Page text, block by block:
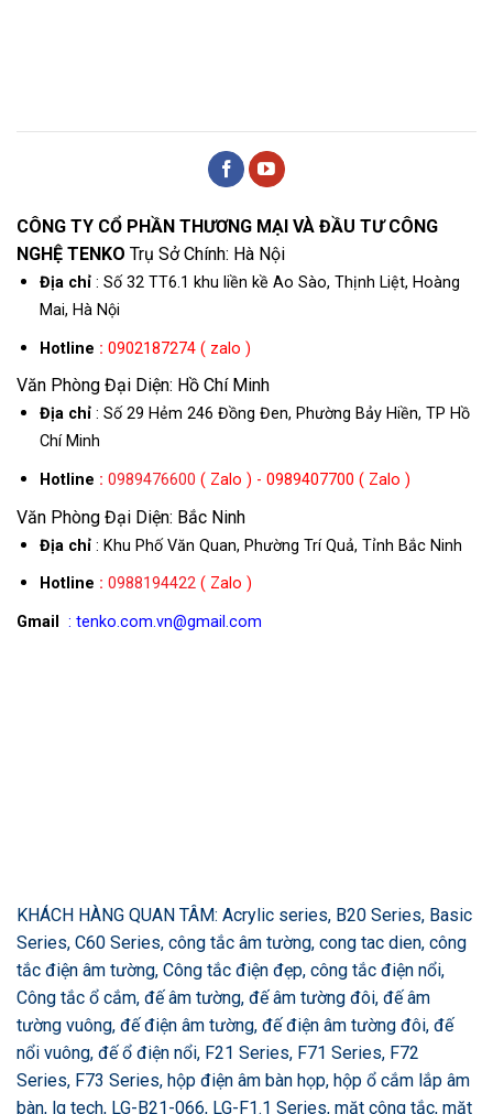
CÔNG TY CỔ PHẦN THƯƠNG MẠI VÀ ĐẦU TƯ CÔNG
NGHỆ TENKO Trụ Sở Chính: Hà Nội
Địa chỉ: Số 32 TT6.1 khu liền kề Ao Sào, Thịnh Liệt, Hoàng
Mai, Hà Nội
Hotline : 0902187274 ( zalo )
Văn Phòng Đại Diện: Hồ Chí Minh
Địa chỉ: Số 29 Hẻm 246 Đồng Đen, Phường Bảy Hiền, TP Hồ
Chí Minh
Hotline : 0989476600 ( Zalo ) - 0989407700 ( Zalo )
Văn Phòng Đại Diện: Bắc Ninh
Địa chỉ: Khu Phố Văn Quan, Phường Trí Quả, Tỉnh Bắc Ninh
Hotline : 0988194422( Zalo )
Gmail : tenko.com.vn@gmail.com
KHÁCH HÀNG QUAN TÂM: Acrylic series, B20 Series, Basic
Series, C60 Series, công tắc âm tường, cong tac dien, công
tắc điện âm tường, Công tắc điện đẹp, công tắc điện nổi,
Công tắc ổ cắm, đế âm tường, đế âm tường đôi, đế âm
tường vuông, đế điện âm tường, đế điện âm tường đôi, đế
nổi vuông, đế ổ điện nổi, F21 Series, F71 Series, F72
Series, F73 Series, hộp điện âm bàn họp, hộp ổ cắm lắp âm
bàn, lg tech, LG-B21-066, LG-F1.1 Series, mặt công tắc, mặt